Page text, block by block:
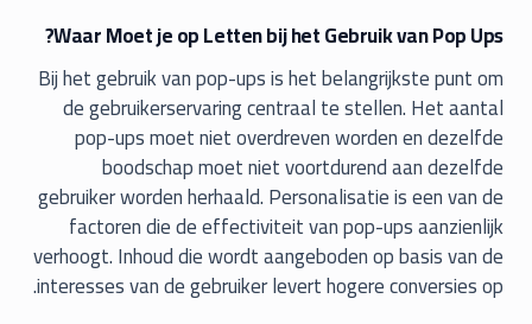
Waar Moet je op Letten bij het Gebruik van Pop Ups?
Bij het gebruik van pop-ups is het belangrijkste punt om
de gebruikerservaring centraal te stellen. Het aantal
pop-ups moet niet overdreven worden en dezelfde
boodschap moet niet voortdurend aan dezelfde
gebruiker worden herhaald. Personalisatie is een van de
factoren die de effectiviteit van pop-ups aanzienlijk
verhoogt. Inhoud die wordt aangeboden op basis van de
interesses van de gebruiker levert hogere conversies op.